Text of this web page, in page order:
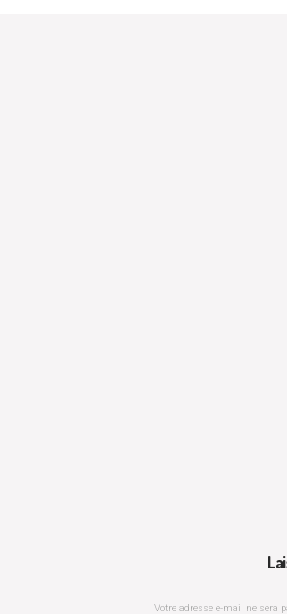
Votre adresse e-mail ne sera